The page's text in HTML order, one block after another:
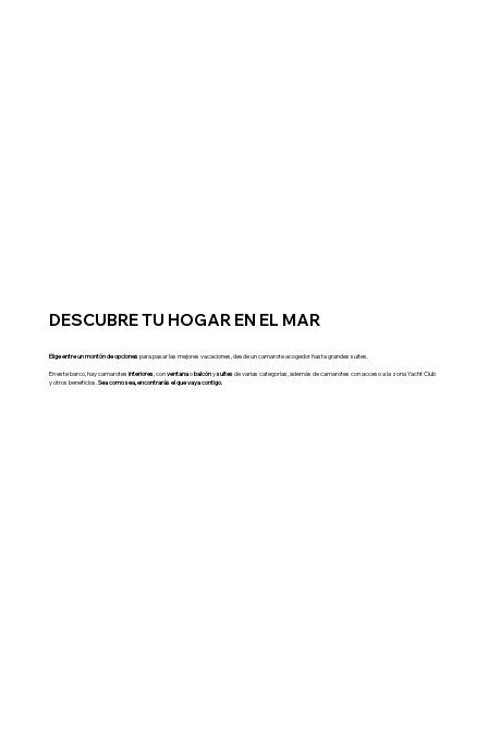
DESCUBRE TU HOGAR EN EL MAR
Elige entre un montón de opciones para pasar las mejores vacaciones, desde un camarote acogedor hasta grandes suites.
En este barco, hay camarotes interiores , conventanaobalcónysuites de varias categorías, además de camarotes con acceso a la zona Yacht Club
y otros beneficios. Sea como sea, encontrarás el que vaya contigo.